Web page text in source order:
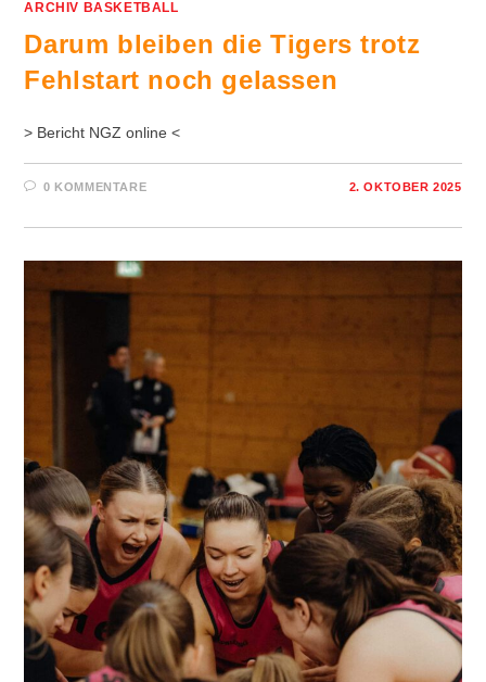
ARCHIV BASKETBALL
Darum bleiben die Tigers trotz
Fehlstart noch gelassen
> Bericht NGZ online <
0 KOMMENTARE 2. OKTOBER 2025